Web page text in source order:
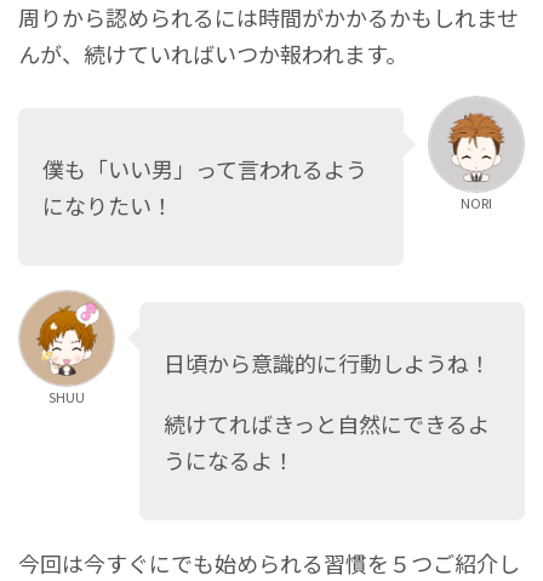
周りから認められるには時間がかかるかもしれませ
んが、続けていればいつか報われます。
僕も「いい男」って言われるよう
になりたい！
NORI
SHUU
日頃から意識的に行動しようね！
続けてればきっと自然にできるよ
うになるよ！
今回は今すぐにでも始められる習慣を５つご紹介し